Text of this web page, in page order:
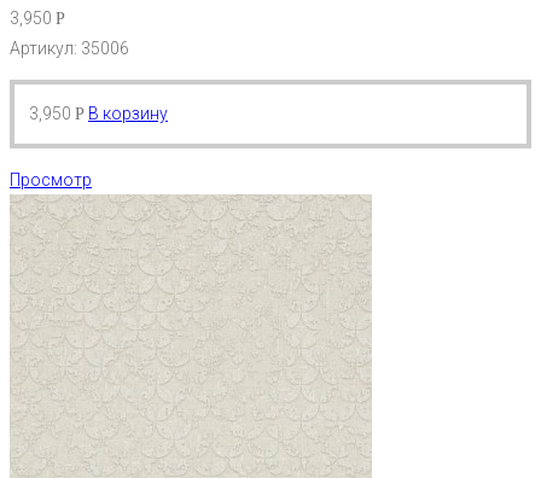
3,950 Р
Артикул: 35006
3,950 Р В корзину
Просмотр